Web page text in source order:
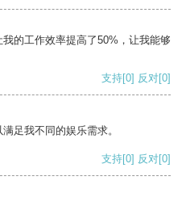
的工作效率提高了50%，让我能够
支持[0] 反对[0]
足我不同的娱乐需求。
支持[0] 反对[0]